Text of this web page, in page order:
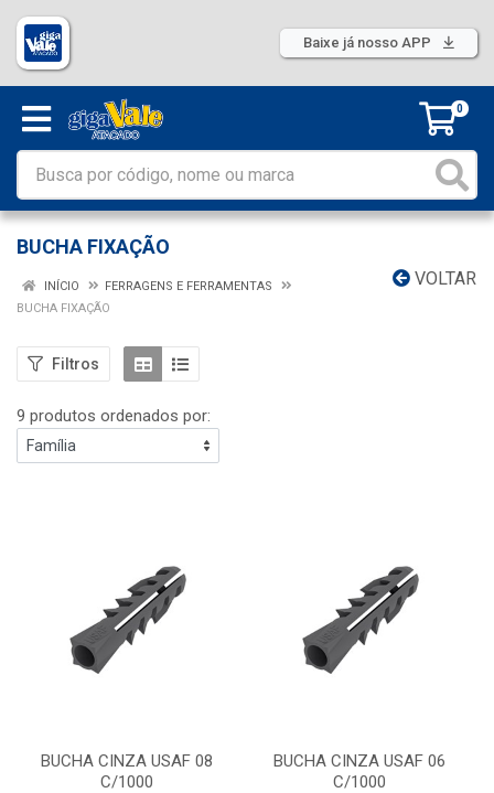
Baixe já nosso APP
0
BUCHA FIXAÇÃO
VOLTAR
INÍCIO
FERRAGENS E FERRAMENTAS
BUCHA FIXAÇÃO
Filtros
9 produtos ordenados por:
BUCHA CINZA USAF 08
C/1000
BUCHA CINZA USAF 06
C/1000